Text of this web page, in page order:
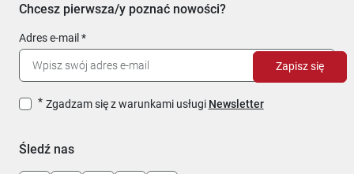
Chcesz pierwsza/y poznać nowości?
Adres e-mail
Zgadzam się z warunkami usługi Newsletter
Zapisz się
Śledź nas